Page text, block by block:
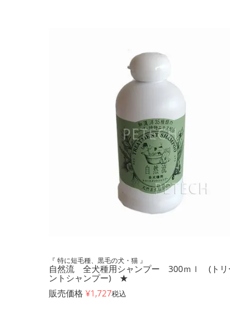
『 特に短毛種、黒毛の犬・猫 』
自然流 全犬種用シャンプー 300ｍｌ (トリ
ントシャンプー) ★
販売価格 ¥1,727税込